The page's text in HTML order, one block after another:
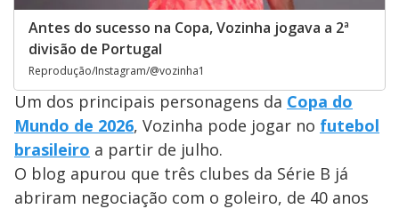
Antes do sucesso na Copa, Vozinha jogava a 2ª
divisão de Portugal
Reprodução/Instagram/@vozinha1
Um dos principais personagens da Copa do
Mundo de 2026, Vozinha pode jogar no futebol
brasileiro a partir de julho.
O blog apurou que três clubes da Série B já
abriram negociação com o goleiro, de 40 anos